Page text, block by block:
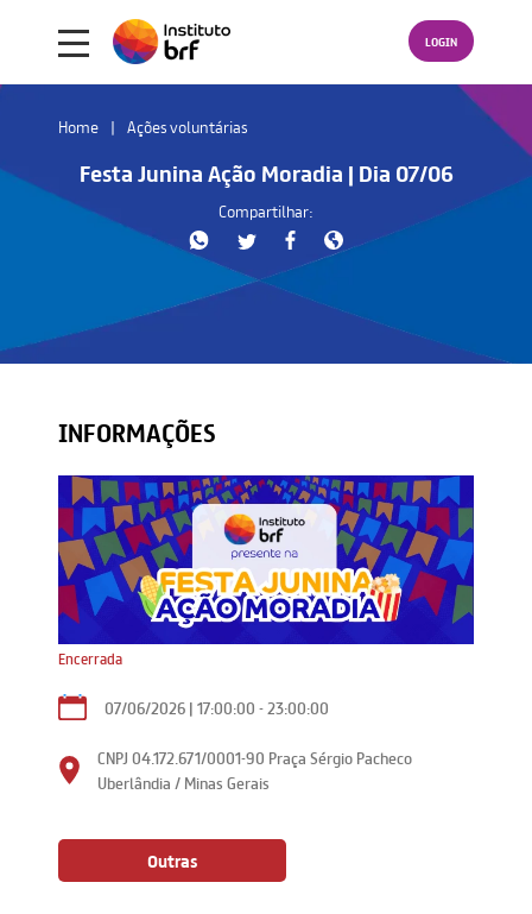
LOGIN
Home Ações voluntárias
Festa Junina Ação Moradia | Dia 07/06
Compartilhar:
INFORMAÇÕES
Encerrada
07/06/2026 | 17:00:00 - 23:00:00
CNPJ 04.172.671/0001-90 Praça Sérgio Pacheco
Uberlândia / Minas Gerais
Outras